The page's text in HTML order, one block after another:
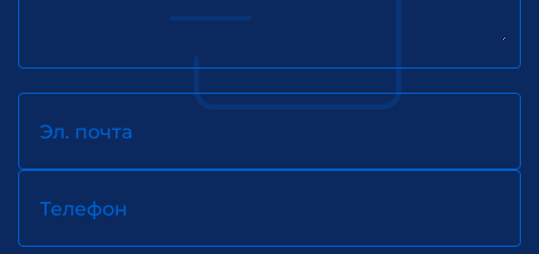
Эл. почта
Телефон